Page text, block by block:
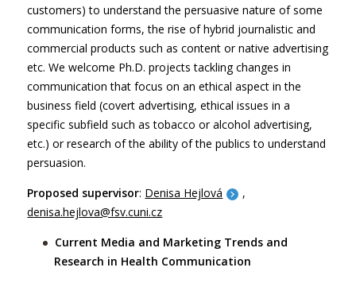
customers) to understand the persuasive nature of some
communication forms, the rise of hybrid journalistic and
commercial products such as content or native advertising
etc. We welcome Ph.D. projects tackling changes in
communication that focus on an ethical aspect in the
business field (covert advertising, ethical issues in a
specific subfield such as tobacco or alcohol advertising,
etc.) or research of the ability of the publics to understand
persuasion.
Proposed supervisor: Denisa Hejlová
,
denisa.hejlova@fsv.cuni.cz
Current Media and Marketing Trends and
Research in Health Communication